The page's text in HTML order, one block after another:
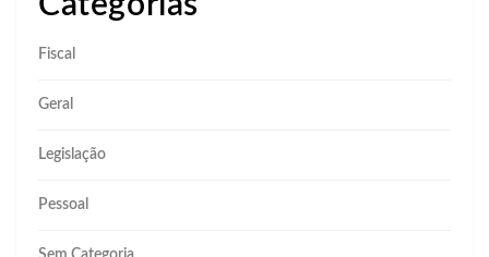
Fiscal
Geral
Legislação
Pessoal